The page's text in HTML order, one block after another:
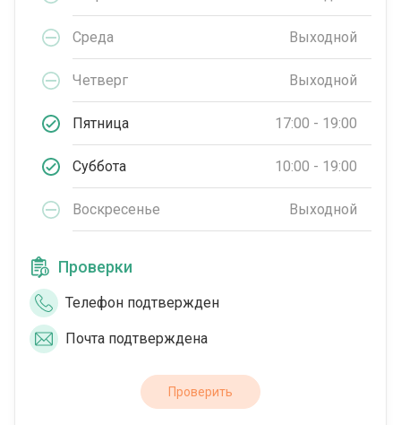
Среда Выходной
Четверг Выходной
Пятница 17:00 - 19:00
Суббота 10:00 - 19:00
Воскресенье Выходной
Проверки
Телефон подтвержден
Почта подтверждена
Проверить